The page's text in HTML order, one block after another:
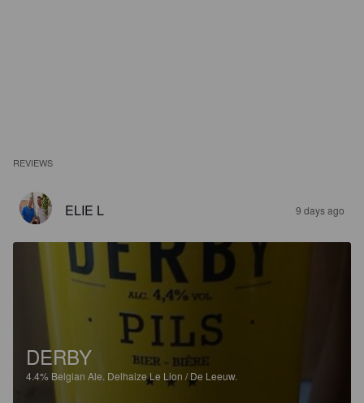
REVIEWS
ELIE L 9 days ago
DERBY
4.4% Belgian Ale. Delhaize Le Lion / De Leeuw.